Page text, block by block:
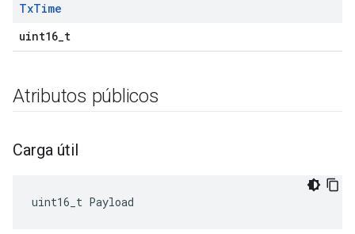
TxTime
uint16_t
Atributos públicos
Carga útil
uint16_t Payload